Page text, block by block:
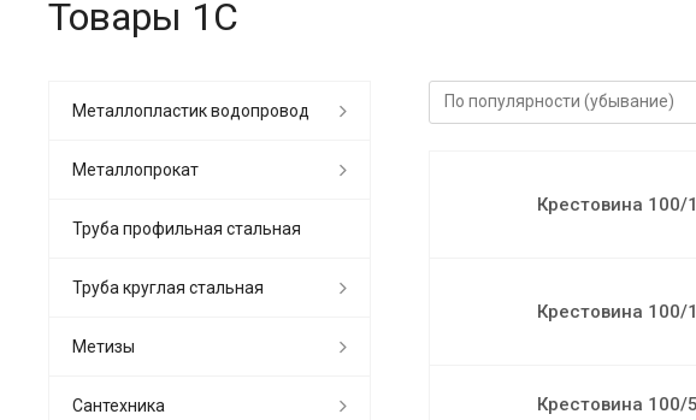
Товары 1С
Крестовина
Крестовина
Крестовина
Металлопластик водопровод
Металлопрокат
Труба профильная стальная
Труба круглая стальная
Метизы
Сантехника